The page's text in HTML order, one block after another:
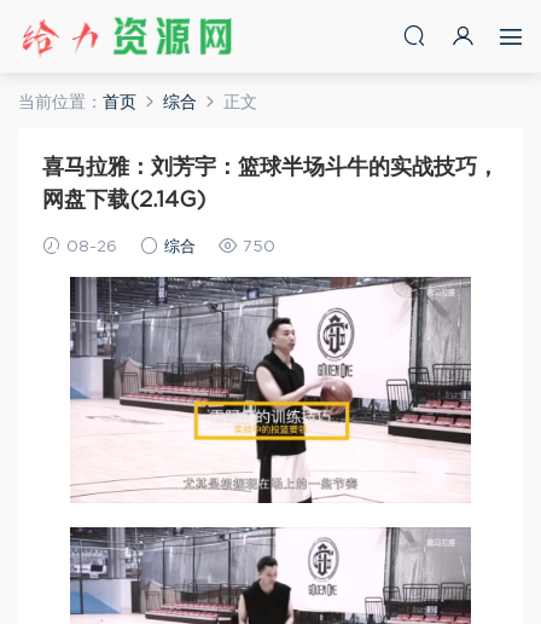
当前位置： 首页 综合 正文
喜马拉雅：刘芳宇：篮球半场斗牛的实战技巧，
网盘下载(2.14G)
08-26 综合 750